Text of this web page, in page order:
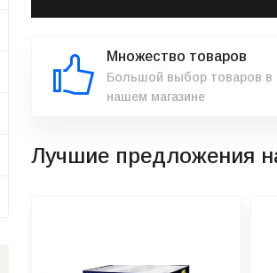
Множество товаров
Большой выбор товаров в
нашем магазине
Лучшие предложения